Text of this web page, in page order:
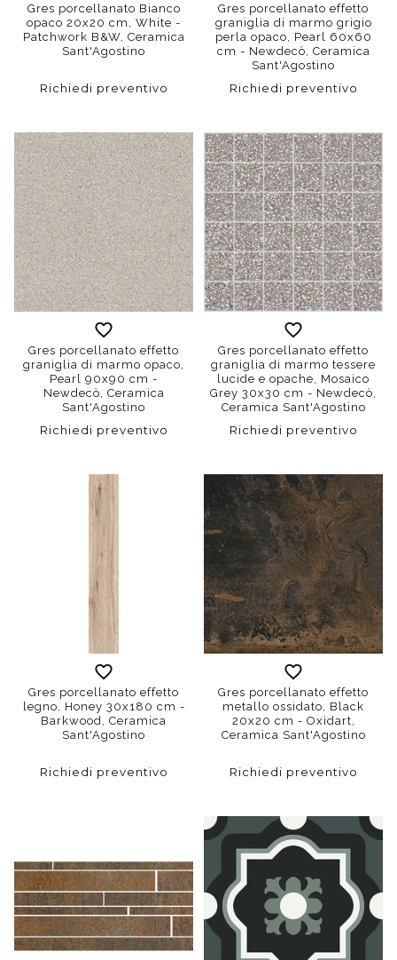
Gres porcellanato Bianco
opaco 20x20 cm, White -
Patchwork B&W, Ceramica
Sant'Agostino
Richiedi preventivo
Gres porcellanato effetto
graniglia di marmo grigio
perla opaco, Pearl 60x60
cm - Newdecò, Ceramica
Sant'Agostino
Richiedi preventivo
Gres porcellanato effetto
graniglia di marmo opaco,
Pearl 90x90 cm -
Newdecò, Ceramica
Sant'Agostino
Richiedi preventivo
Gres porcellanato effetto
graniglia di marmo tessere
lucide e opache, Mosaico
Grey 30x30 cm - Newdecò,
Ceramica Sant'Agostino
Richiedi preventivo
Gres porcellanato effetto
legno, Honey 30x180 cm -
Barkwood, Ceramica
Sant'Agostino
Richiedi preventivo
Gres porcellanato effetto
metallo ossidato, Black
20x20 cm - Oxidart,
Ceramica Sant'Agostino
Richiedi preventivo